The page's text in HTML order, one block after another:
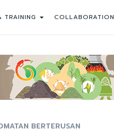
TRAINING COLLABORATION
BERTERUSAN